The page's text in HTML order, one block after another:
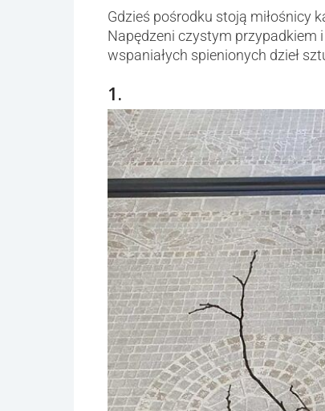
Gdzieś pośrodku stoją miłośnicy
Napędzeni czystym przypadkiem
wspaniałych spienionych dzieł
1.